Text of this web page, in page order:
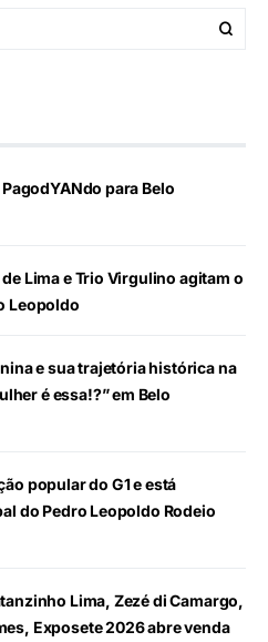
para Belo
Lima e Trio Virgulino agitam o
Leopoldo
e sua trajetória histórica na
é essa!?” em Belo
popular do G1 e está
do Pedro Leopoldo Rodeio
Lima, Zezé di Camargo,
Exposete 2026 abre venda